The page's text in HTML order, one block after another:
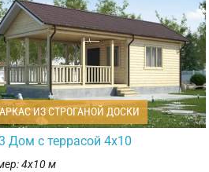
ИЗ СТРОГАНОЙ ДОСКИ
Дом с террасой 4х10
4х10 м